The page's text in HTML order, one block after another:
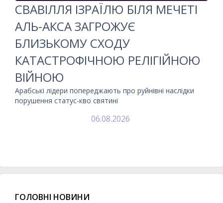
СВАВІЛЛЯ ІЗРАЇЛЮ БІЛЯ МЕЧЕТІ
АЛЬ-АКСА ЗАГРОЖУЄ
БЛИЗЬКОМУ СХОДУ
КАТАСТРОФІЧНОЮ РЕЛІГІЙНОЮ
ВІЙНОЮ
Арабські лідери попереджають про руйнівні наслідки
порушення статус-кво святині
06.08.2026
ГОЛОВНІ НОВИНИ